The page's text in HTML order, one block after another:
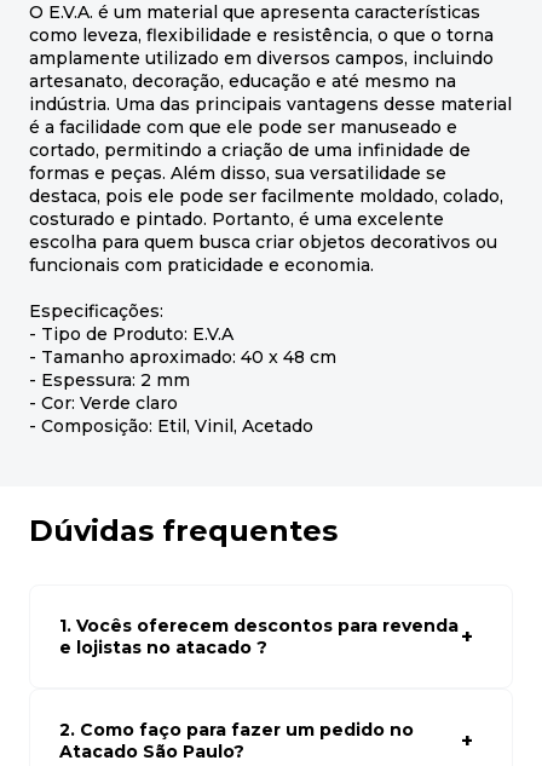
O E.V.A. é um material que apresenta características
como leveza, flexibilidade e resistência, o que o torna
amplamente utilizado em diversos campos, incluindo
artesanato, decoração, educação e até mesmo na
indústria. Uma das principais vantagens desse material
é a facilidade com que ele pode ser manuseado e
cortado, permitindo a criação de uma infinidade de
formas e peças. Além disso, sua versatilidade se
destaca, pois ele pode ser facilmente moldado, colado,
costurado e pintado. Portanto, é uma excelente
escolha para quem busca criar objetos decorativos ou
funcionais com praticidade e economia.
Especificações:
- Tipo de Produto: E.V.A
- Tamanho aproximado: 40 x 48 cm
- Espessura: 2 mm
- Cor: Verde claro
- Composição: Etil, Vinil, Acetado
Dúvidas frequentes
1. Vocês oferecem descontos para revenda
e lojistas no atacado ?
atacado empresas e compre com os melhores preços
para seu modelo de negócio
2. Como faço para fazer um pedido no
Atacado São Paulo?